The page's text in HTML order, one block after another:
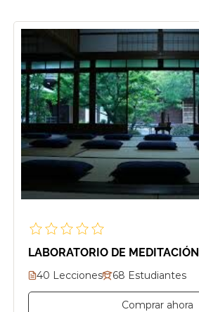
LABORATORIO DE MEDITACIÓN
40 Lecciones 68 Estudiantes
Comprar ahora